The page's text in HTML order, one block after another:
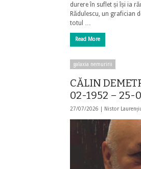
durere în suflet și își ia
Rădulescu, un grafician
totul …
Read More
galaxia nemuririi
CĂLIN
02-1952 – 25-
27/07/2026 | Nistor